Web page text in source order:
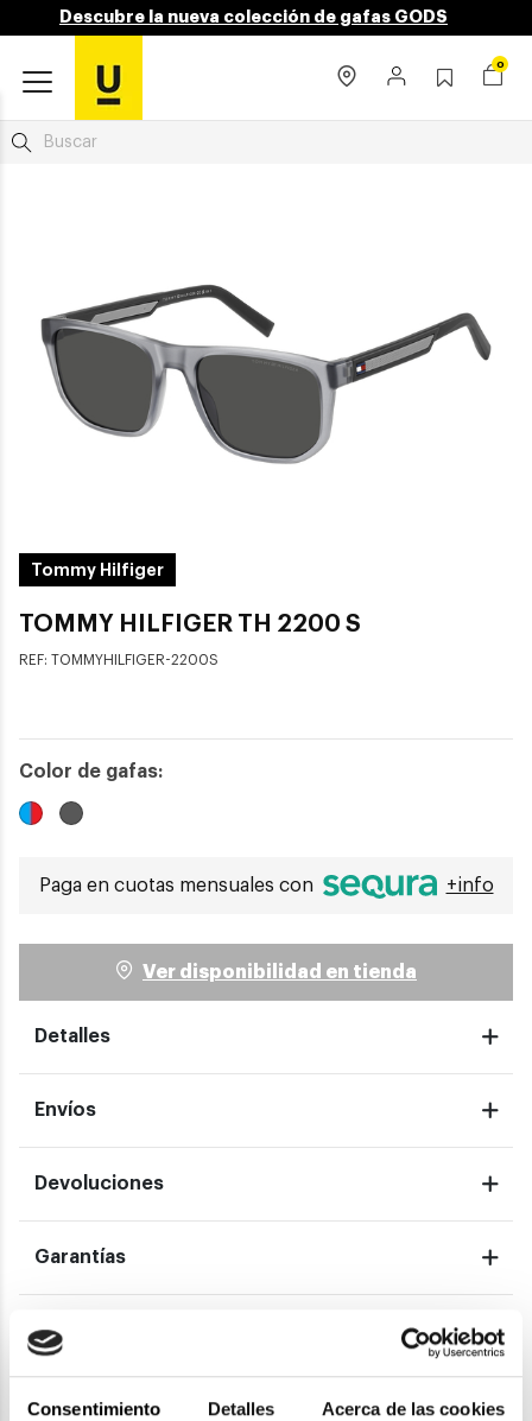
Consentimiento Detalles Acerca de las cookies
Descubre la nueva colección de gafas GODS
0
Tommy Hilfiger
TOMMY HILFIGER TH 2200 S
REF: TOMMYHILFIGER-2200S
Color de gafas:
Paga en cuotas mensuales con +info
Ver disponibilidad en tienda
Detalles
Envíos
Devoluciones
Garantías